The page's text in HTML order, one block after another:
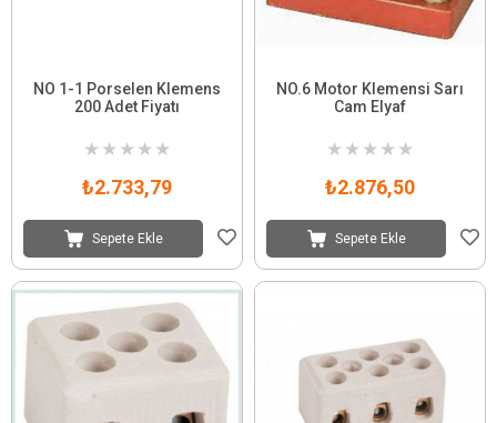
NO 1-1 Porselen Klemens
200 Adet Fiyatı
★ ★ ★ ★ ★
₺2.733,79
Sepete Ekle
NO.6 Motor Klemensi Sarı
Cam Elyaf
★ ★ ★ ★ ★
₺2.876,50
Sepete Ekle